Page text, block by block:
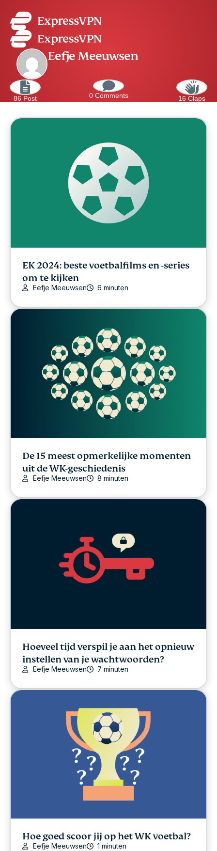
Eefje Meeuwsen
86 Post 0 Comments 16 Claps
EK 2024: beste voetbalfilms en -series
om te kijken
Eefje Meeuwsen 6 minuten
De 15 meest opmerkelijke momenten
uit de WK-geschiedenis
Eefje Meeuwsen 8 minuten
Hoeveel tijd verspil je aan het opnieuw
instellen van je wachtwoorden?
Eefje Meeuwsen 7 minuten
Hoe goed scoor jij op het WK voetbal?
Eefje Meeuwsen 1 minuten